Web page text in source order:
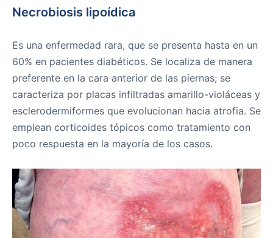
Necrobiosis lipoídica
Es una enfermedad rara, que se presenta hasta en un
60% en pacientes diabéticos. Se localiza de manera
preferente en la cara anterior de las piernas; se
caracteriza por placas infiltradas amarillo-violáceas y
esclerodermiformes que evolucionan hacia atrofia. Se
emplean corticoides tópicos como tratamiento con
poco respuesta en la mayoría de los casos.